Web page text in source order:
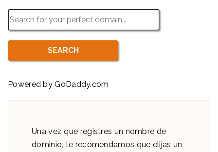
Powered by GoDaddy.com
Una vez que registres un nombre de
dominio, te recomendamos que elijas un